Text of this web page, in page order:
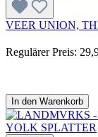
VEER UNION,
Regulärer Preis:
In den Warenkorb